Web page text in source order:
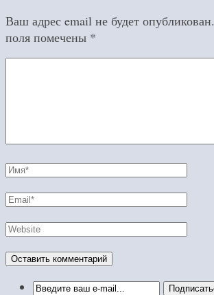
Ваш адрес email не будет опубликован.
поля помечены *